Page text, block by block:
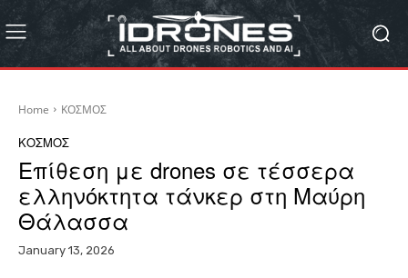
Home ΚΟΣΜΟΣ
ΚΟΣΜΟΣ
Επίθεση με drones σε τέσσερα
ελληνόκτητα τάνκερ στη Μαύρη
Θάλασσα
January 13, 2026